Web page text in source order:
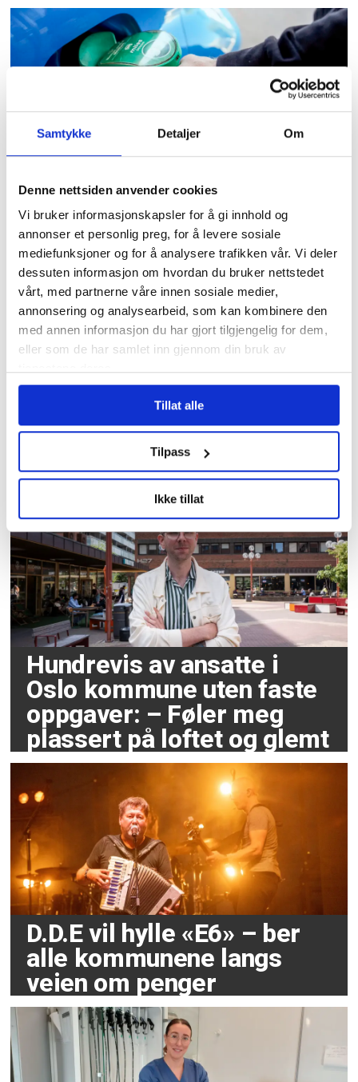
Samtykke Detaljer Om
Denne nettsiden anvender cookies
Vi bruker informasjonskapsler for å gi innhold og
annonser et personlig preg, for å levere sosiale
mediefunksjoner og for å analysere trafikken vår. Vi deler
dessuten informasjon om hvordan du bruker nettstedet
vårt, med partnerne våre innen sosiale medier,
annonsering og analysearbeid, som kan kombinere den
med annen informasjon du har gjort tilgjengelig for dem,
eller som de har samlet inn gjennom din bruk av
Tillat alle
Tilpass
Ikke tillat
Lokale Ap-ere splittet i
synet på avgiftskutt på
drivstoff
Forsker ber politikerne
utvide norgespris til
kommuner
Hundrevis av ansatte i
Oslo kommune uten faste
oppgaver: – Føler meg
plassert på loftet og glemt
D.D.E vil hylle «E6» – ber
alle kommunene langs
veien om penger